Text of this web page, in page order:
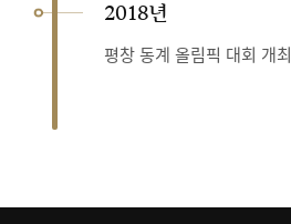
2018년
평창 동계 올림픽 대회 개최